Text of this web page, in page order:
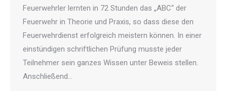
Feuerwehrler lernten in 72 Stunden das „ABC“ der
Feuerwehr in Theorie und Praxis, so dass diese den
Feuerwehrdienst erfolgreich meistern können. In einer
einstündigen schriftlichen Prüfung musste jeder
Teilnehmer sein ganzes Wissen unter Beweis stellen.
Anschließend…